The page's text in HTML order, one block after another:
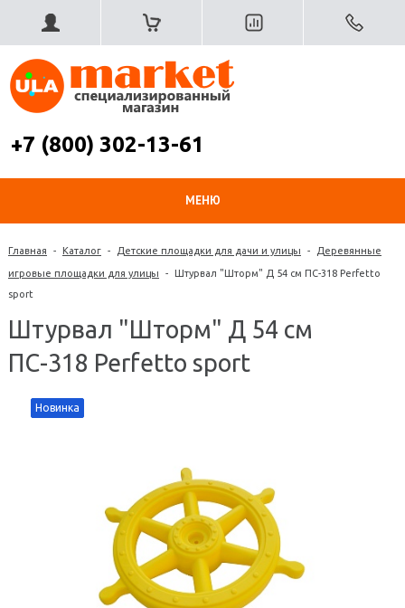
+7 (800) 302-13-61
МЕНЮ
Главная - Каталог - Детские площадки для дачи и улицы - Деревянные
игровые площадки для улицы - Штурвал "Шторм" Д 54 см ПС-318 Perfetto
sport
Штурвал "Шторм" Д 54 см
ПС-318 Perfetto sport
Новинка